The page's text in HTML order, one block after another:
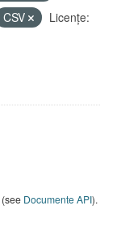
CSV
Licenţe:
(see Documente API).